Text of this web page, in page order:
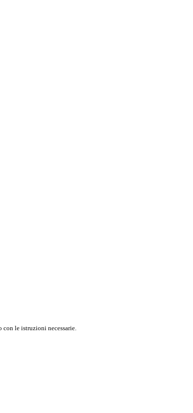
le istruzioni necessarie.